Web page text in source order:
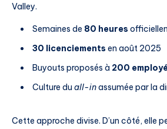
Valley.
Semaines de 80 heures
30 licenciements en août 2025
Buyouts proposés à 200
Culture du all-inassumée par la
Cette approche divise. D’un côté, elle